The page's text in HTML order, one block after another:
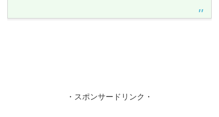
・スポンサードリンク・